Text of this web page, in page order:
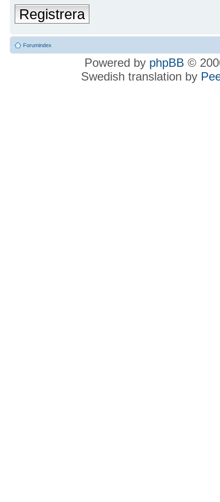
Registrera
Forumindex
Powered by phpBB ©
Swedish translation by